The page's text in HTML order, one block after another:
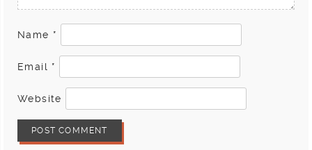
Name *
Email *
Website